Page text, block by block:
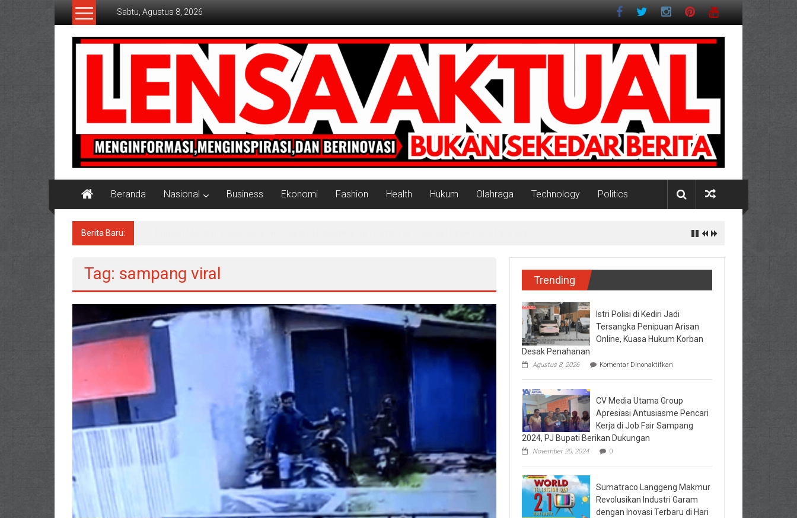
Lompat
Sabtu, Agustus 8, 2026
Lensaaktual
Beranda Nasional Business Ekonomi Fashion Health Hukum Olahraga Technology Politics
Berita Baru:
Tag: sampang viral Trending
Istri Polisi di Kediri Jadi
Tersangka Penipuan Arisan
Online, Kuasa Hukum Korban
Desak Penahanan
Agustus 8, 2026 Komentar Dinonaktifkan
Polisi
Kediri
Jadi
Penipuan
Hukum
Desak
Penahanan
CV Media Utama Group
Apresiasi Antusiasme Pencari
Kerja di Job Fair Sampang
2024, PJ Bupati Berikan Dukungan
November 20, 2024 0
Sumatraco Langgeng Makmur
Revolusikan Industri Garam
dengan Inovasi Terbaru di Hari